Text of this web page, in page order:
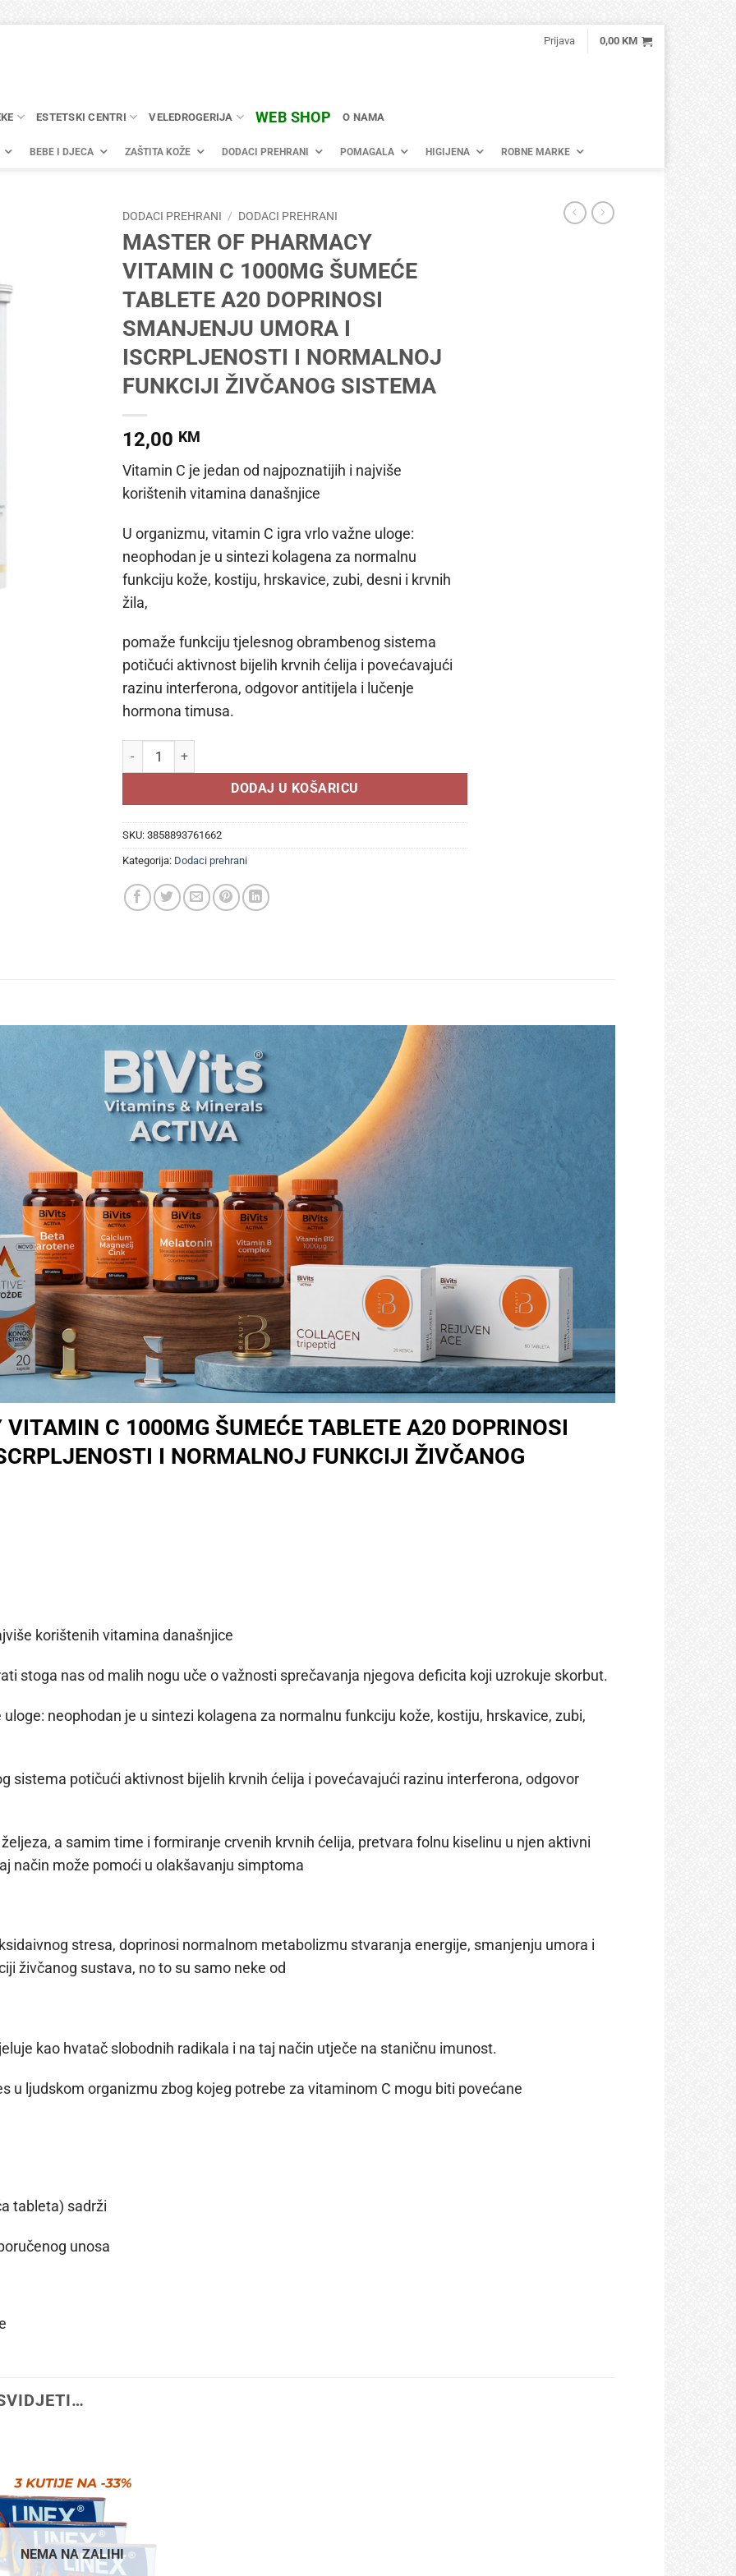
Prijava 0,00 KM
ESTETSKI CENTRI VELEDROGERIJA WEB SHOP O NAMA
BEBE I DJECA ZAŠTITA KOŽE DODACI PREHRANI POMAGALA HIGIJENA ROBNE MARKE
DODACI PREHRANI / DODACI PREHRANI
MASTER OF PHARMACY
VITAMIN C 1000MG ŠUMEĆE
TABLETE A20 DOPRINOSI
SMANJENJU UMORA I
ISCRPLJENOSTI I NORMALNOJ
FUNKCIJI ŽIVČANOG SISTEMA
12,00 KM
Vitamin C je jedan od najpoznatijih i najviše
korištenih vitamina današnjice
U organizmu, vitamin C igra vrlo važne uloge:
neophodan je u sintezi kolagena za normalnu
funkciju kože, kostiju, hrskavice, zubi, desni i krvnih
žila,
pomaže funkciju tjelesnog obrambenog sistema
potičući aktivnost bijelih krvnih ćelija i povećavajući
razinu interferona, odgovor antitijela i lučenje
hormona timusa.
MASTER OF PHARMACY VITAMIN C 1000MG ŠUMEĆE TABLETE A20 DOPRINOSI SMANJENJU UMORA I
DODAJ U KOŠARICU
SKU: 3858893761662
Kategorija: Dodaci prehrani
C 1000MG ŠUMEĆE TABLETE A20 DOPRINOSI
I NORMALNOJ FUNKCIJI ŽIVČANOG
korištenih vitamina današnjice
stoga nas od malih nogu uče o važnosti sprečavanja njegova deficita koji uzrokuje skorbut.
neophodan je u sintezi kolagena za normalnu funkciju kože, kostiju, hrskavice, zubi,
sistema potičući aktivnost bijelih krvnih ćelija i povećavajući razinu interferona, odgovor
a samim time i formiranje crvenih krvnih ćelija, pretvara folnu kiselinu u njen aktivni
način može pomoći u olakšavanju simptoma
stresa, doprinosi normalnom metabolizmu stvaranja energije, smanjenju umora i
živčanog sustava, no to su samo neke od
kao hvatač slobodnih radikala i na taj način utječe na staničnu imunost.
u ljudskom organizmu zbog kojeg potrebe za vitaminom C mogu biti povećane
tableta) sadrži
unosa
NEMA NA ZALIHI